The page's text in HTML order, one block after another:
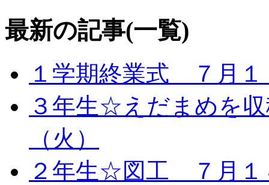
最新の記事(一覧)
１学期終業式 ７月１
３年生☆えだまめを
（火）
２年生☆図工 ７月１